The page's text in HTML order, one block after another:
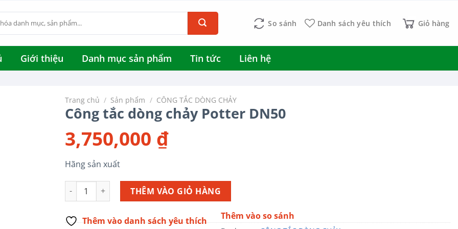
So sánh Danh sách yêu thích Giỏ hàng
Giới thiệu Danh mục sản phẩm Tin tức Liên hệ
Trang chủ / Sản phẩm / CÔNG TẮC DÒNG CHẢY
Công tắc dòng chảy Potter DN50
3,750,000 ₫
Hãng sản xuất
Công tắc dòng chảy Potter DN50 số lượng
THÊM VÀO GIỎ HÀNG
Thêm vào danh sách yêu thích Thêm vào so sánh